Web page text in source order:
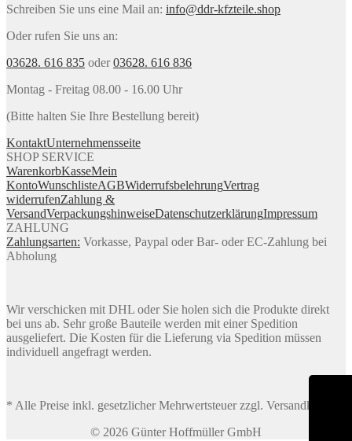
Schreiben Sie uns eine Mail an: info@ddr-kfzteile.shop
Oder rufen Sie uns an:
03628. 616 835 oder03628. 616 836
Montag - Freitag 08.00 - 16.00 Uhr
(Bitte halten Sie Ihre Bestellung bereit)
KontaktUnternehmensseite
SHOP SERVICE
WarenkorbKasseMein
KontoWunschlisteAGBWiderrufsbelehrungVertrag
widerrufenZahlung &
VersandVerpackungshinweiseDatenschutzerklärungImpressum
ZAHLUNG
Zahlungsarten: Vorkasse, Paypal oder Bar- oder EC-Zahlung bei
Abholung
Wir verschicken mit DHL oder Sie holen sich die Produkte direkt
bei uns ab. Sehr große Bauteile werden mit einer Spedition
ausgeliefert. Die Kosten für die Lieferung via Spedition müssen
individuell angefragt werden.
* Alle Preise inkl. gesetzlicher Mehrwertsteuer zzgl. Versandkosten
© 2026 Günter Hoffmüller GmbH